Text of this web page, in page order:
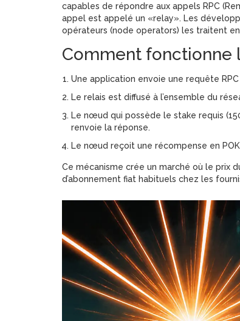
capables de répondre aux appels RPC
appel est appelé un «relay». Les
opérateurs (node operators) les traitent
Comment fonctionne
Une application envoie une requête
Le relais est diffusé à l’ensemble du
Le nœud qui possède le stake requis
renvoie la réponse.
Le nœud reçoit une récompense en
Ce mécanisme crée un marché où le prix
d’abonnement fiat habituels chez les